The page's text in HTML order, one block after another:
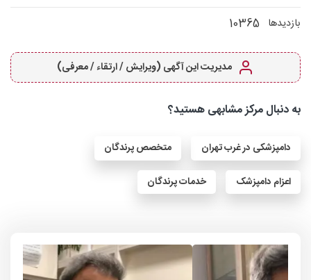
بازدیدها 10365
مدیریت این آگهی (ویرایش / ارتقاء / معرفی)
به دنبال مرکز مشابهی هستید؟
دامپزشکی در غرب تهران متخصص پرندگان
اعزام دامپزشک خدمات پرندگان